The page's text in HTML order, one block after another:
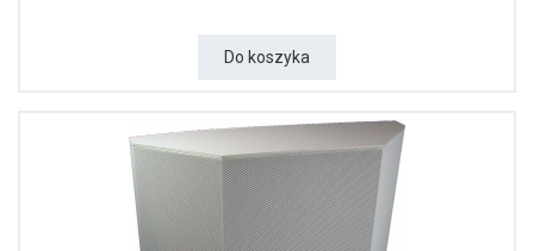
Do koszyka